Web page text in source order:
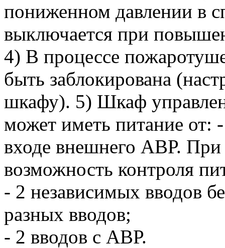
пониженном давлении в
выключается при
4) В процессе
быть заблокирована
шкафу). 5) Шкаф
может иметь питание от:
входе внешнего АВР.
возможность контроля
- 2 независимых вводов
разных вводов;
- 2 вводов с АВР.